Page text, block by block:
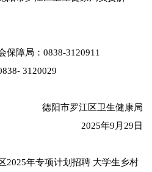
保障局：0838-3120911
3120029
德阳市罗江区卫生健康局
2025年9月29日
2025年专项计划招聘 大学生乡村